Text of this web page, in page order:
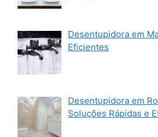
Desentupidora em
Eficientes
Desentupidora em
Soluções Rápidas e